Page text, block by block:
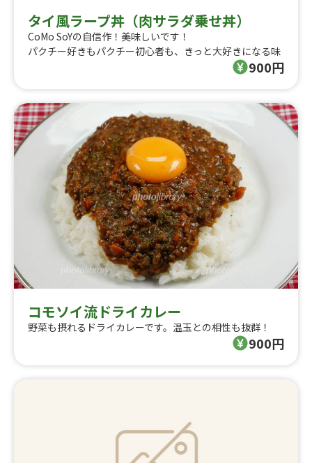
タイ風ラープ丼（肉サラダ乗せ丼）
CoMo SoYの自信作！美味しいです！
パクチー好きもパクチー初心者も、きっと大好きになる味
900円
コモソイ流ドライカレー
野菜も摂れるドライカレーです。温玉との相性も抜群！
900円